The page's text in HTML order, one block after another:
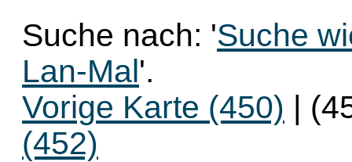
Suche nach: 'Suche
Lan-Mal'.
Vorige Karte (450) |
(452)